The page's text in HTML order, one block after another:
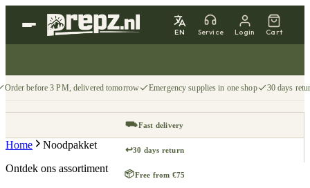
EN Service Login Cart
Order before 3 PM, delivered tomorrow Emergency supplies in one shop 30 days
⛟Fast delivery
↩30 days return
📦Free from €75
Home
Noodpakket
Ontdek ons assortiment